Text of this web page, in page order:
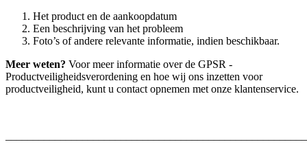
Het product en de aankoopdatum
Een beschrijving van het probleem
Foto’s of andere relevante informatie, indien beschikbaar.
Meer weten? Voor meer informatie over de GPSR -
Productveiligheidsverordening en hoe wij ons inzetten voor
productveiligheid, kunt u contact opnemen met onze klantenservice.